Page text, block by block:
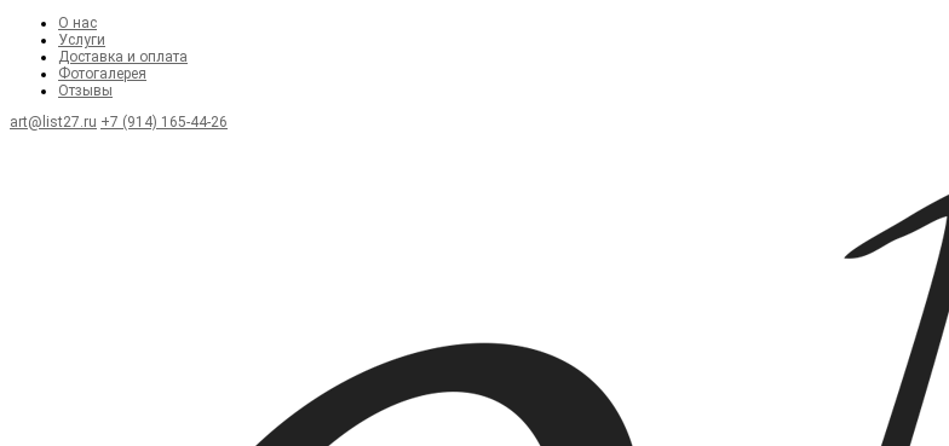
О нас
Услуги
Доставка и оплата
Фотогалерея
Отзывы
art@list27.ru +7 (914) 165-44-26